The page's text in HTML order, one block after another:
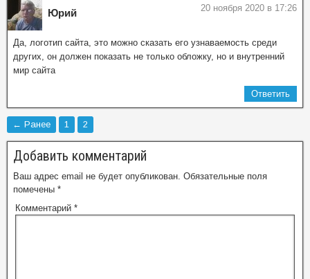
Юрий 20 ноября 2020 в 17:26
Да, логотип сайта, это можно сказать его узнаваемость среди
других, он должен показать не только обложку, но и внутренний
мир сайта
Ответить
← Ранее 1 2
Добавить комментарий
Ваш адрес email не будет опубликован. Обязательные поля
помечены *
Комментарий *